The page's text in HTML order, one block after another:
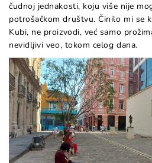
čudnoj jednakosti, koju više nije
potrošačkom društvu. Činilo mi se
Kubi, ne proizvodi, već samo
nevidljivi veo, tokom celog dana.